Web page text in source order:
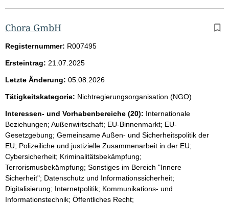
Chora GmbH
Registernummer: R007495
Ersteintrag: 21.07.2025
Letzte Änderung: 05.08.2026
Tätigkeitskategorie: Nichtregierungsorganisation (NGO)
Interessen- und Vorhabenbereiche (20): Internationale
Beziehungen; Außenwirtschaft; EU-Binnenmarkt; EU-
Gesetzgebung; Gemeinsame Außen- und Sicherheitspolitik der
EU; Polizeiliche und justizielle Zusammenarbeit in der EU;
Cybersicherheit; Kriminalitätsbekämpfung;
Terrorismusbekämpfung; Sonstiges im Bereich "Innere
Sicherheit"; Datenschutz und Informationssicherheit;
Digitalisierung; Internetpolitik; Kommunikations- und
Informationstechnik; Öffentliches Recht;